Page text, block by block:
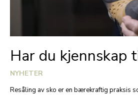
Har du kjennskap
NYHETER
Resåling av sko er en bærekraftig praksis